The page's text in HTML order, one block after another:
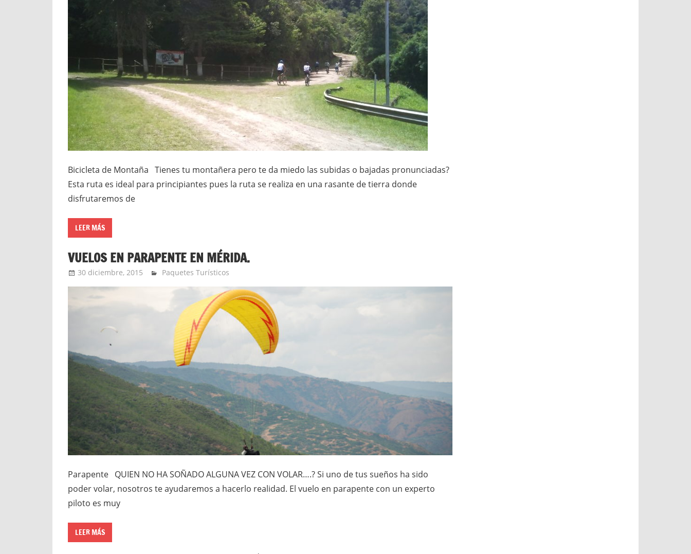
Bicicleta de Montaña Tienes tu montañera pero te da miedo las subidas o bajadas pronunciadas?
Esta ruta es ideal para principiantes pues la ruta se realiza en una rasante de tierra donde
disfrutaremos de
LEER MÁS
VUELOS EN PARAPENTE EN MÉRIDA.
30 diciembre, 2015 Extreme Sports
Paquetes Turísticos
Parapente QUIEN NO HA SOÑADO ALGUNA VEZ CON VOLAR….? Si uno de tus sueños ha sido
poder volar, nosotros te ayudaremos a hacerlo realidad. El vuelo en parapente con un experto
piloto es muy
LEER MÁS